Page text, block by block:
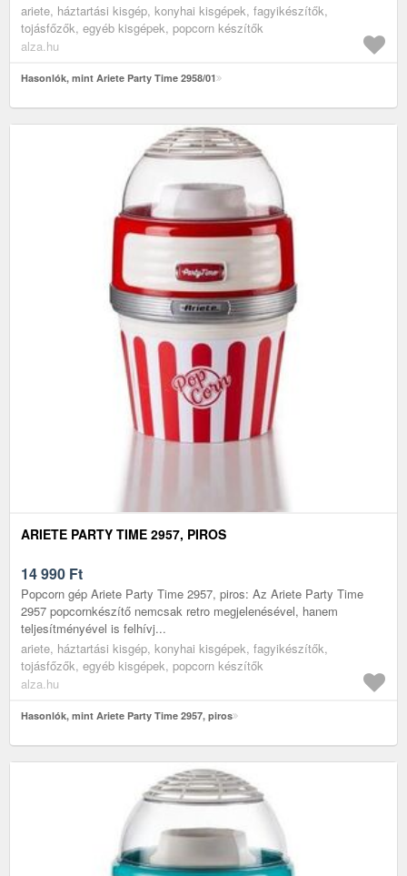
ariete, háztartási kisgép, konyhai kisgépek, fagyikészítők,
tojásfőzők, egyéb kisgépek, popcorn készítők
alza.hu
Hasonlók, mint Ariete Party Time 2958/01
ARIETE PARTY TIME 2957, PIROS
14 990 Ft
Popcorn gép Ariete Party Time 2957, piros: Az Ariete Party Time
2957 popcornkészítő nemcsak retro megjelenésével, hanem
teljesítményével is felhívj...
ariete, háztartási kisgép, konyhai kisgépek, fagyikészítők,
tojásfőzők, egyéb kisgépek, popcorn készítők
alza.hu
Hasonlók, mint Ariete Party Time 2957, piros